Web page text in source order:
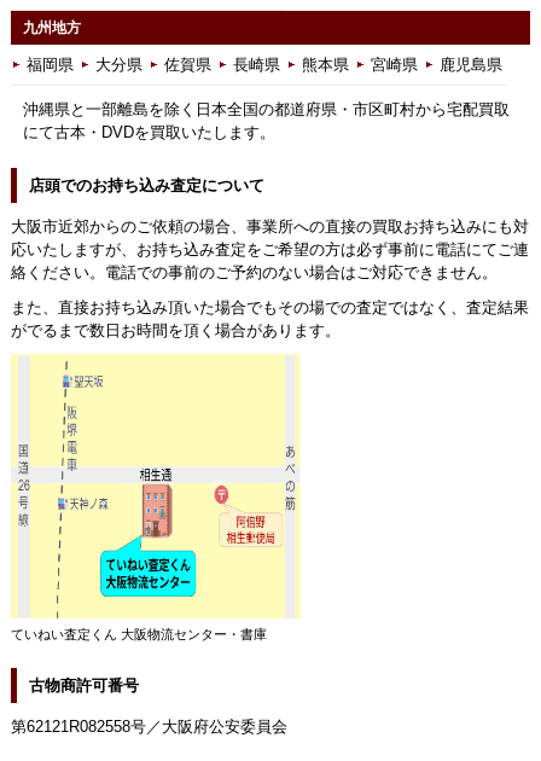
九州地方
福岡県 大分県 佐賀県 長崎県 熊本県 宮崎県 鹿児島県
沖縄県と一部離島を除く日本全国の都道府県・市区町村から宅配買取
にて古本・DVDを買取いたします。
店頭でのお持ち込み査定について
大阪市近郊からのご依頼の場合、事業所への直接の買取お持ち込みにも対
応いたしますが、お持ち込み査定をご希望の方は必ず事前に電話にてご連
絡ください。電話での事前のご予約のない場合はご対応できません。
また、直接お持ち込み頂いた場合でもその場での査定ではなく、査定結果
がでるまで数日お時間を頂く場合があります。
ていねい査定くん 大阪物流センター・書庫
古物商許可番号
第62121R082558号／大阪府公安委員会